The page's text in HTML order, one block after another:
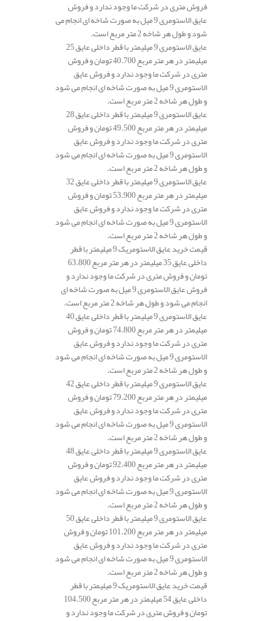
فروش متری در شرکت ما وجود ندارد و فروش
عایق الاستومری 9 میل به صورت شاخه ای انجام می
شود و طول هر شاخه 2 متر مربع است.
عایق الاستومری 9 میلیمتر با قطر داخلی عایق 25
میلیمتر در هر متر مربع 40.700 تومان و فروش
متری در شرکت ما وجود ندارد و فروش عایق
الاستومری 9 میل به صورت شاخه ای انجام می شود
و طول هر شاخه 2 متر مربع است.
عایق الاستومری 9 میلیمتر با قطر داخلی عایق 28
میلیمتر در هر متر مربع 49.500 تومان و فروش
متری در شرکت ما وجود ندارد و فروش عایق
الاستومری 9 میل به صورت شاخه ای انجام می شود
و طول هر شاخه 2 متر مربع است.
عایق الاستومری 9 میلیمتر با قطر داخلی عایق 32
میلیمتر در هر متر مربع 53.900 تومان و فروش
متری در شرکت ما وجود ندارد و فروش عایق
الاستومری 9 میل به صورت شاخه ای انجام می شود
و طول هر شاخه 2 متر مربع است.
قیمت خرید عایق الاستومریک 9 میلیمتر با قطر
داخلی عایق 35 میلیمتر در هر متر مربع 63.800
تومان و فروش متری در شرکت ما وجود ندارد و
فروش عایق الاستومری 9 میل به صورت شاخه ای
انجام می شود و طول هر شاخه 2 متر مربع است.
عایق الاستومری 9 میلیمتر با قطر داخلی عایق 40
میلیمتر در هر متر مربع 74.800 تومان و فروش
متری در شرکت ما وجود ندارد و فروش عایق
الاستومری 9 میل به صورت شاخه ای انجام می شود
و طول هر شاخه 2 متر مربع است.
عایق الاستومری 9 میلیمتر با قطر داخلی عایق 42
میلیمتر در هر متر مربع 79.200 تومان و فروش
متری در شرکت ما وجود ندارد و فروش عایق
الاستومری 9 میل به صورت شاخه ای انجام می شود
و طول هر شاخه 2 متر مربع است.
عایق الاستومری 9 میلیمتر با قطر داخلی عایق 48
میلیمتر در هر متر مربع 92.400 تومان و فروش
متری در شرکت ما وجود ندارد و فروش عایق
الاستومری 9 میل به صورت شاخه ای انجام می شود
و طول هر شاخه 2 متر مربع است.
عایق الاستومری 9 میلیمتر با قطر داخلی عایق 50
میلیمتر در هر متر مربع 101.200 تومان و فروش
متری در شرکت ما وجود ندارد و فروش عایق
الاستومری 9 میل به صورت شاخه ای انجام می شود
و طول هر شاخه 2 متر مربع است.
قیمت خرید عایق الاستومریک 9 میلیمتر با قطر
داخلی عایق 54 میلیمتر در هر متر مربع 104.500
تومان و فروش متری در شرکت ما وجود ندارد و